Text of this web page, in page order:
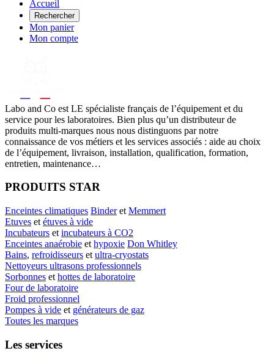
Accueil
Rechercher
Mon panier
Mon compte
Labo and Co est LE spécialiste français de l’équipement et du
service pour les laboratoires. Bien plus qu’un distributeur de
produits multi-marques nous nous distinguons par notre
connaissance de vos métiers et les services associés : aide au choix
de l’équipement, livraison, installation, qualification, formation,
entretien, maintenance…
PRODUITS STAR
Enceintes climatiques Binderet Memmert
Etuves et étuves à vide
Incubateurs et incubateurs à CO2
Enceintes anaérobie et hypoxie Don Whitley
Bains, refroidisseurs et ultra-cryostats
Nettoyeurs ultrasons professionnels
Sorbonnes et hottes de laboratoire
Four de laboratoire
Froid professionnel
Pompes à vide et générateurs de gaz
Toutes les marques
Les services